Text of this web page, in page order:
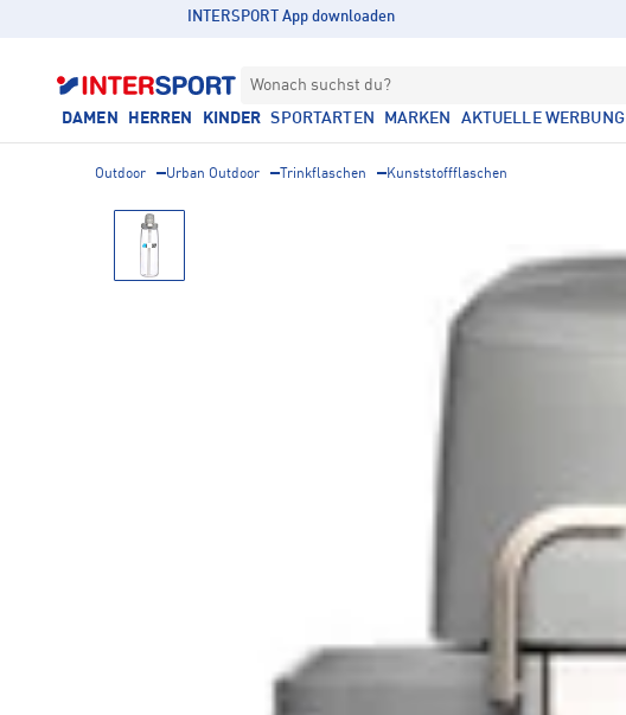
INTERSPORT App downloaden
Wonach suchst du?
DAMEN HERREN KINDER SPORTARTEN MARKEN AKTUELLE WERBUNG
Outdoor Urban Outdoor Trinkflaschen Kunststoffflaschen